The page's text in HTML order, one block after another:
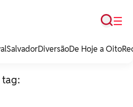
☰
Busca
SalvadorDiversãoDe Hoje a Oito
tag: